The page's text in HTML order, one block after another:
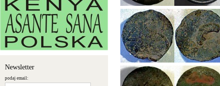
Newsletter
podaj email: